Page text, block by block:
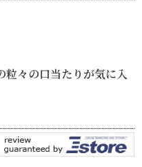
粒々の口当たりが気に入